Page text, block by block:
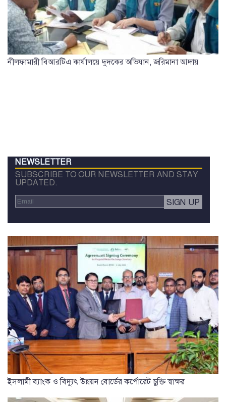
নীলফামারী বিআরটিএ কার্যালয়ে দুদকের অভিযান, জরিমানা আদায়
NEWSLETTER
SUBSCRIBE TO OUR NEWSLETTER AND STAY
UPDATED.
ইসলামী ব্যাংক ও বিদ্যুৎ উন্নয়ন বোর্ডের কর্পোরেট চুক্তি স্বাক্ষর